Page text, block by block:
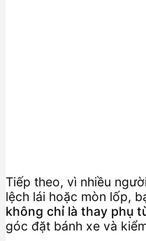
Tiếp theo, vì nhiều
lệch lái hoặc mòn lốp,
không chỉ là thay phụ
góc đặt bánh xe và